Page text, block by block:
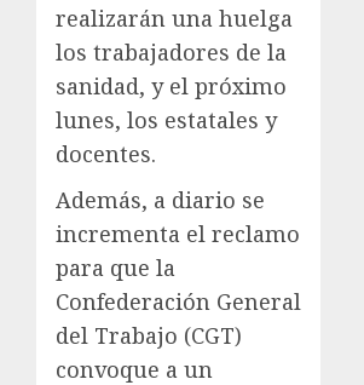
realizarán una huelga
los trabajadores de la
sanidad, y el próximo
lunes, los estatales y
docentes.
Además, a diario se
incrementa el reclamo
para que la
Confederación General
del Trabajo (CGT)
convoque a un